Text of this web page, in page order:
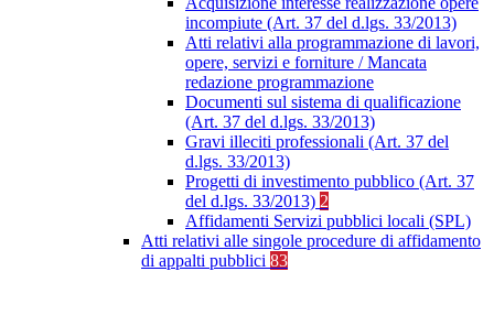
incompiute (Art. 37 del d.lgs. 33/2013)
Atti relativi alla programmazione di lavori,
opere, servizi e forniture / Mancata
redazione programmazione
Documenti sul sistema di qualificazione
(Art. 37 del d.lgs. 33/2013)
Gravi illeciti professionali (Art. 37 del
d.lgs. 33/2013)
Progetti di investimento pubblico (Art. 37
del d.lgs. 33/2013) 2
Affidamenti Servizi pubblici locali (SPL)
Atti relativi alle singole procedure di affidamento
di appalti pubblici 83